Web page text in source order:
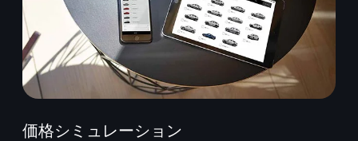
価格シミュレーション